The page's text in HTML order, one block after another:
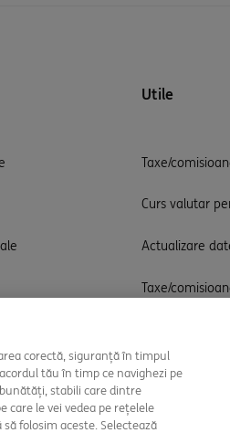
Utile
Taxe/
Curs valutar
Actualizare
Taxe/
Actualizare
corectă, siguranță în timpul
tău în timp ce navighezi pe
stabili care dintre
care le vei vedea pe rețelele
folosim aceste. Selectează